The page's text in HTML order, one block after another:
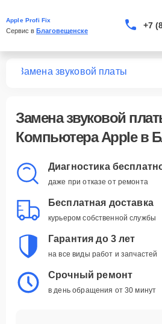
Apple Profi Fix
Сервис в Благовещенске
+7
Замена звуковой платы
Замена звуковой
Компьютера Apple в
Диагностика
даже при отказе от ремонта
Бесплатная доставка
курьером собственной службы
Гарантия до 3 лет
на все виды работ и запчастей
Срочный ремонт
в день обращения от 30 минут